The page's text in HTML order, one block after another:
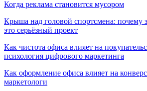
Когда реклама становится мусором
Крыша над головой спортсмена:
это серьёзный проект
Как чистота офиса влияет на
психология цифрового маркетинга
Как оформление офиса влияет на
маркетологи